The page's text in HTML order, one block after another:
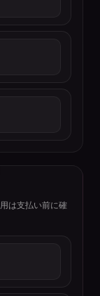
は支払い前に確